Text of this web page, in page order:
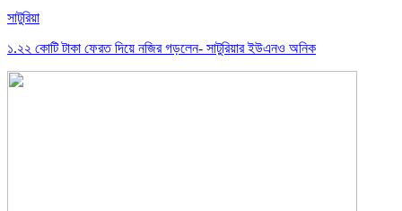
সাটুরিয়া
১.২২ কোটি টাকা ফেরত দিয়ে নজির গড়লেন- সাটুরিয়ার ইউএনও অনিক